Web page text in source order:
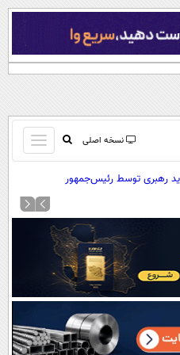
نسخه اصلی
باز
و
کردن
اول
هوا
شرعی
رهبری توسط رئیس‌جمهور